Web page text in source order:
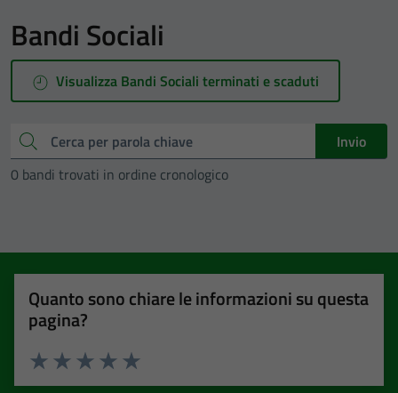
Bandi Sociali
Visualizza Bandi Sociali terminati e scaduti
Cerca
Invio
0 bandi trovati in ordine cronologico
Quanto sono chiare le informazioni su questa
pagina?
Valuta 5 stelle su 5
Valuta 4 stelle su 5
Valuta 3 stelle su 5
Valuta 2 stelle su 5
Valuta 1 stelle su 5